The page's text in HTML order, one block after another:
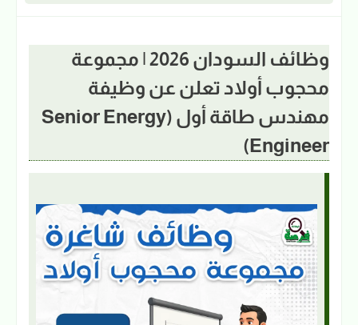
وظائف السودان 2026 | مجموعة
محجوب أولاد تعلن عن وظيفة
مهندس طاقة أول (Senior Energy
Engineer)